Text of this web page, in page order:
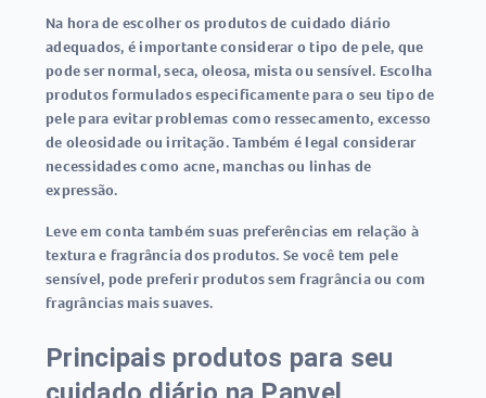
Na hora de escolher os produtos de cuidado diário
adequados, é importante considerar o tipo de pele, que
pode ser normal, seca, oleosa, mista ou sensível. Escolha
produtos formulados especificamente para o seu tipo de
pele para evitar problemas como ressecamento, excesso
de oleosidade ou irritação. Também é legal considerar
necessidades como acne, manchas ou linhas de
expressão.
Leve em conta também suas preferências em relação à
textura e fragrância dos produtos. Se você tem pele
sensível, pode preferir produtos sem fragrância ou com
fragrâncias mais suaves.
Principais produtos para seu